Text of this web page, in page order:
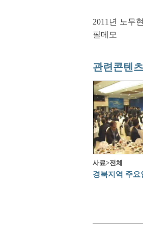
2011년 노무
필메모
관련콘텐
사료>전체
경북지역 주요